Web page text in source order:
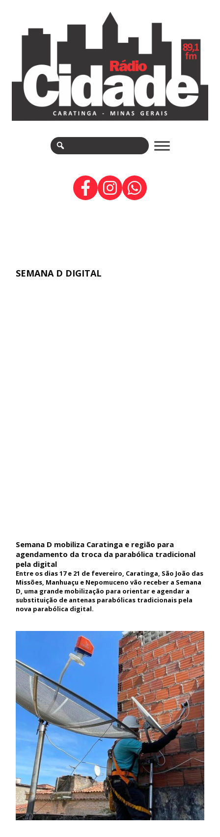
SEMANA D DIGITAL
Semana D mobiliza Caratinga e região para
agendamento da troca da parabólica tradicional
pela digital
Entre os dias 17 e 21 de fevereiro, Caratinga, São João das
Missões, Manhuaçu e Nepomuceno vão receber a Semana
D, uma grande mobilização para orientar e agendar a
substituição de antenas parabólicas tradicionais pela
nova parabólica digital.